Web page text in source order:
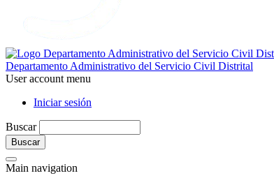
Departamento Administrativo del Servicio Civil Distrital
User account menu
Iniciar sesión
Buscar
Main navigation